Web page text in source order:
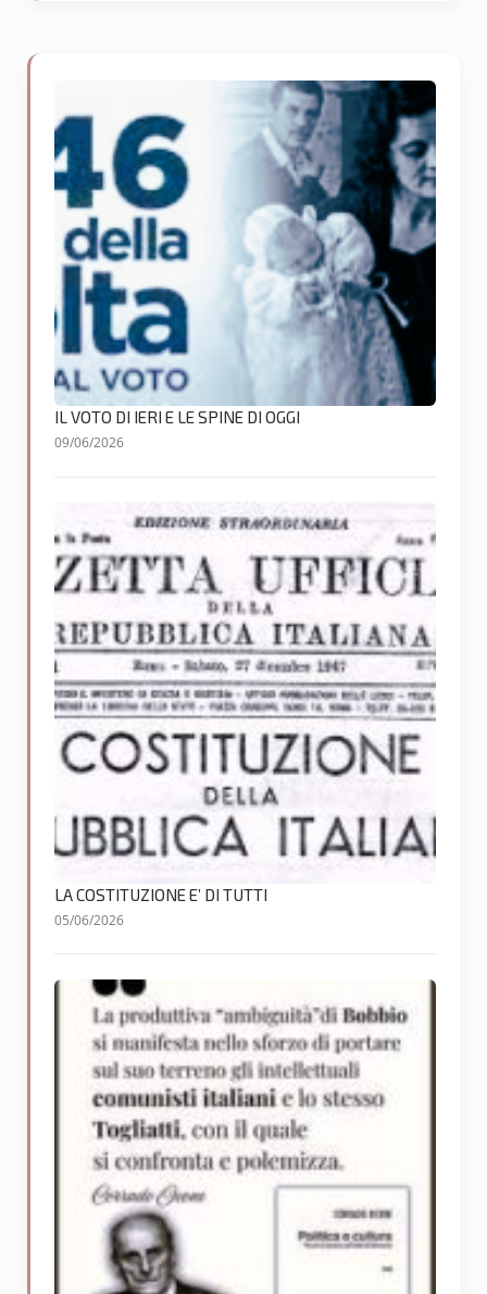
IL VOTO DI IERI E LE SPINE DI OGGI
09/06/2026
LA COSTITUZIONE E’ DI TUTTI
05/06/2026